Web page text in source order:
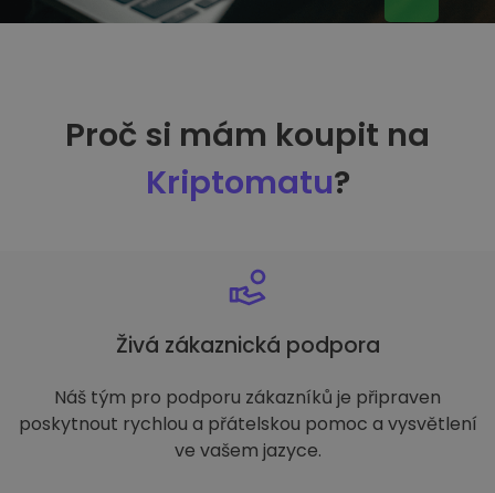
Proč si mám koupit na
Kriptomatu?
Živá zákaznická podpora
Náš tým pro podporu zákazníků je připraven
poskytnout rychlou a přátelskou pomoc a vysvětlení
ve vašem jazyce.